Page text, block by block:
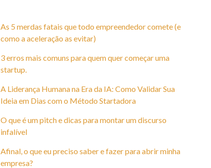
As 5 merdas fatais que todo empreendedor comete (e
como a aceleração as evitar)
3 erros mais comuns para quem quer começar uma
startup.
A Liderança Humana na Era da IA: Como Validar Sua
Ideia em Dias com o Método Startadora
O que é um pitch e dicas para montar um discurso
infalível
Afinal, o que eu preciso saber e fazer para abrir minha
empresa?